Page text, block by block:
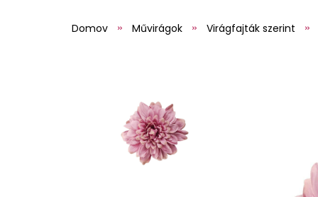
Domov Művirágok Virágfajták szerint